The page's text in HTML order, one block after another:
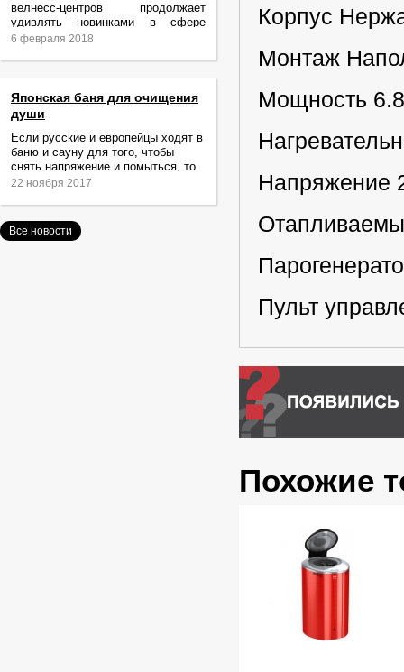
Корпус
Монтаж
Мощность
Напряжение
Пульт
Похожие
велнесс-центров продолжает
удивлять новинками в сфере
релаксации и ухода за телом.
6 февраля 2018
Японская баня для очищения
души
Если русские и европейцы ходят в
баню и сауну для того, чтобы
снять напряжение и помыться, то
жители Японии идут туда за
22 ноября 2017
Все новости